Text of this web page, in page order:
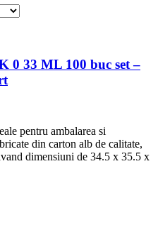
0 33 ML 100 buc set –
pentru ambalarea si
din carton alb de calitate,
dimensiuni de 34.5 x 35.5 x